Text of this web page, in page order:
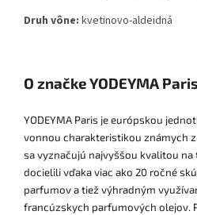
Druh vône: kvetinovo-aldeidná
O značke YODEYMA
YODEYMA Paris je európskou
vonnou charakteristikou známych
sa vyznačujú najvyššou kvalitou
docielili vďaka viac ako 20 ročné
parfumov a tiež výhradným
francúzskych parfumových olejov.